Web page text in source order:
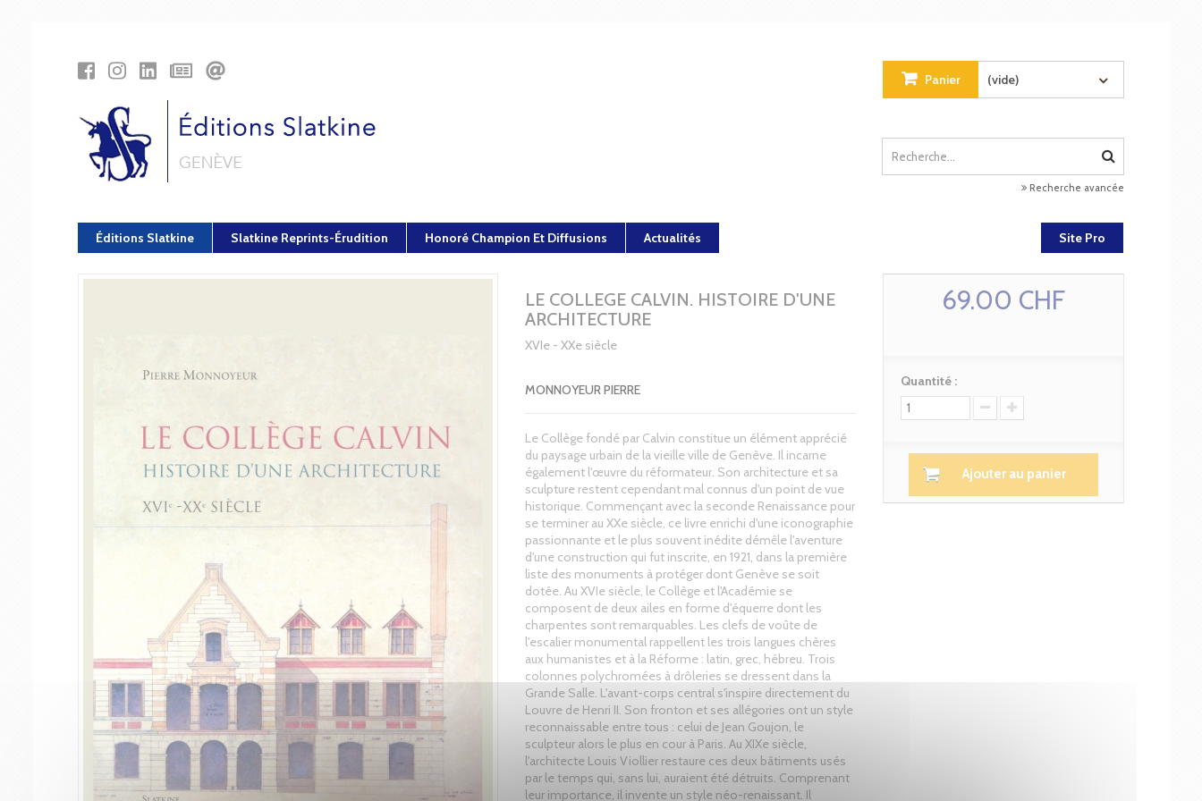
Panier (vide)
Recherche avancée
Éditions Slatkine Slatkine Reprints-Érudition Honoré Champion Et Diffusions Actualités Site Pro
LE COLLEGE CALVIN. HISTOIRE D'UNE
ARCHITECTURE
XVIe - XXe siècle
MONNOYEUR PIERRE
Le Collège fondé par Calvin constitue un élément apprécié
du paysage urbain de la vieille ville de Genève. Il incarne
également l'œuvre du réformateur. Son architecture et sa
sculpture restent cependant mal connus d'un point de vue
historique. Commençant avec la seconde Renaissance pour
se terminer au XXe siècle, ce livre enrichi d'une iconographie
passionnante et le plus souvent inédite démêle l'aventure
d'une construction qui fut inscrite, en 1921, dans la première
liste des monuments à protéger dont Genève se soit
dotée. Au XVIe siècle, le Collège et l'Académie se
composent de deux ailes en forme d'équerre dont les
charpentes sont remarquables. Les clefs de voûte de
l'escalier monumental rappellent les trois langues chères
aux humanistes et à la Réforme : latin, grec, hébreu. Trois
colonnes polychromées à drôleries se dressent dans la
Grande Salle. L'avant-corps central s'inspire directement du
Louvre de Henri II. Son fronton et ses allégories ont un style
reconnaissable entre tous : celui de Jean Goujon, le
sculpteur alors le plus en cour à Paris. Au XIXe siècle,
l'architecte Louis Viollier restaure ces deux bâtiments usés
par le temps qui, sans lui, auraient été détruits. Comprenant
leur importance, il invente un style néo-renaissant. Il
69.00 CHF
Quantité :
Ajouter au panier